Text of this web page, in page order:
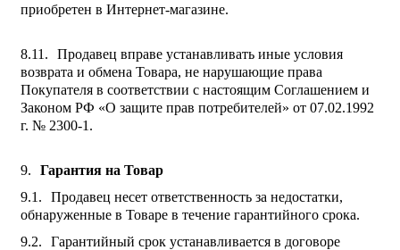
приобретен в Интернет-магазине.
Продавец вправе устанавливать иные условия
возврата и обмена Товара, не нарушающие права
Покупателя в соответствии с настоящим Соглашением и
Законом РФ «О защите прав потребителей» от 07.02.1992
г. № 2300-1.
Гарантия на Товар
Продавец несет ответственность за недостатки,
обнаруженные в Товаре в течение гарантийного срока.
Гарантийный срок устанавливается в договоре